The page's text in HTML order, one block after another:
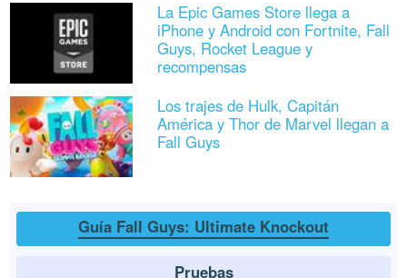
La Epic Games Store llega a
iPhone y Android con Fortnite, Fall
Guys, Rocket League y
recompensas
Los trajes de Hulk, Capitán
América y Thor de Marvel llegan a
Fall Guys
Guía Fall Guys: Ultimate Knockout
Pruebas